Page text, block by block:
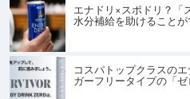
エナドリ×スポドリ？「
水分補給を助けること
コスパトップクラスの
ガーフリータイプの「ゼ